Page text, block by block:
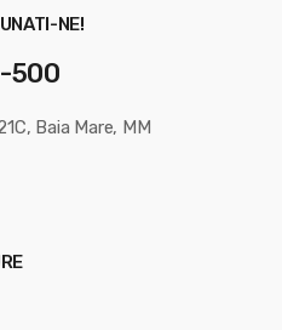
NE!
500
Baia Mare, MM